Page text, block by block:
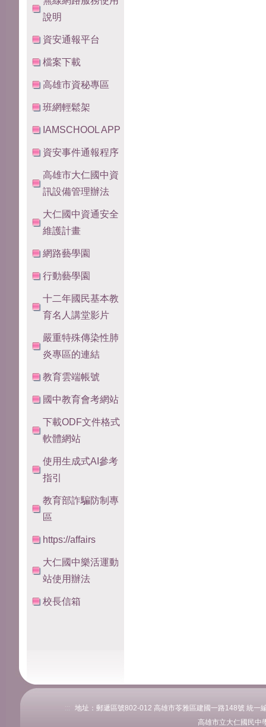
說明
資安通報平台
檔案下載
高雄市資秘專區
班網輕鬆架
IAMSCHOOL APP
資安事件通報程序
高雄市大仁國中資
訊設備管理辦法
大仁國中資通安全
維護計畫
網路藝學園
行動藝學園
十二年國民基本教
育名人講堂影片
嚴重特殊傳染性肺
炎專區的連結
教育雲端帳號
國中教育會考網站
下載ODF文件格式
軟體網站
使用生成式AI參考
指引
教育部詐騙防制專
區
https://affairs
大仁國中樂活運動
站使用辦法
校長信箱
:::
地址：郵遞區號802-012 高雄市苓雅區建國一路148號 統
高雄市立大仁國民中